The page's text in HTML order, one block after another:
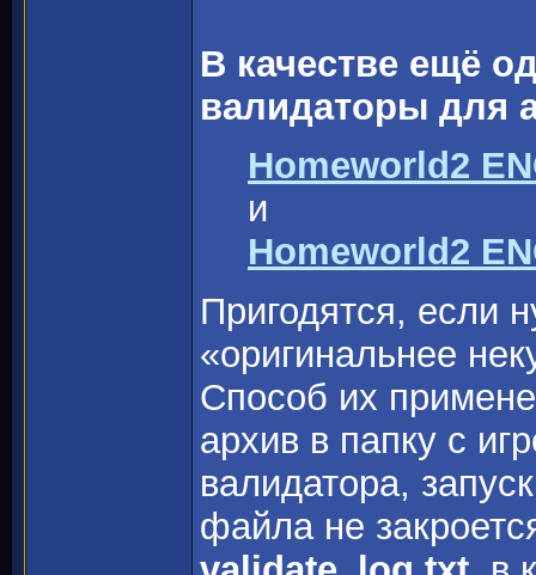
В качестве ещё
валидаторы для
Homeworld2
и
Homeworld2
Пригодятся, если
«оригинальнее
Способ их
архив в папку с
валидатора,
файла не